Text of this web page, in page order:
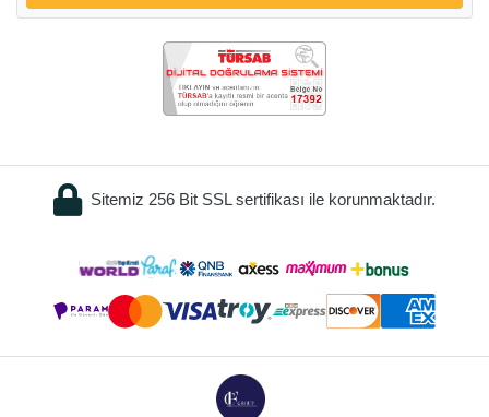
Sitemiz 256 Bit SSL sertifikası ile korunmaktadır.